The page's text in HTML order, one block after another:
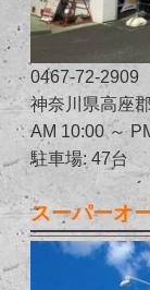
0467-72-2909
神奈川県高座
AM 10:00 ～
駐車場: 47台
スーパーオ